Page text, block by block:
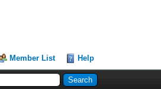
Member List Help